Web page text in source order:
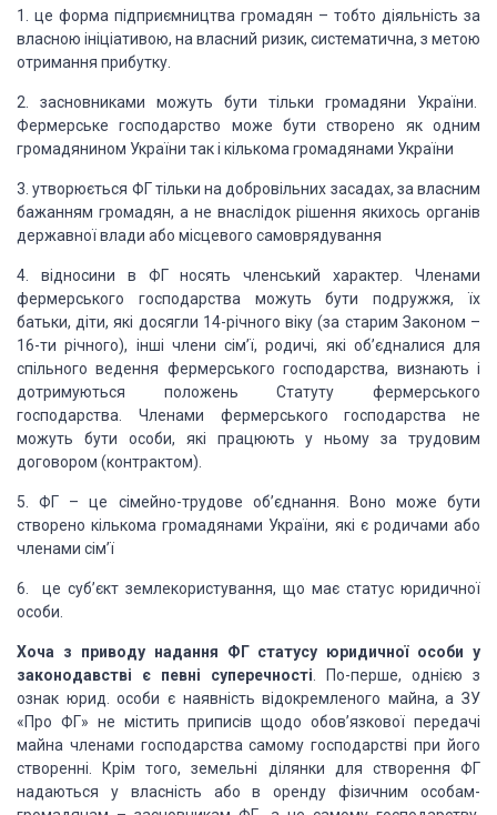
1. це форма підприємництва громадян – тобто діяльність за
власною ініціативою, на власний ризик, систематична, з метою
отримання прибутку.
2. засновниками можуть бути тільки громадяни України.
Фермерське господарство може бути створено як одним
громадянином України так і кількома громадянами України
3. утворюється ФГ тільки на добровільних засадах, за власним
бажанням громадян, а не внаслідок рішення якихось органів
державної влади або місцевого самоврядування
4. відносини в ФГ носять членський характер. Членами
фермерського господарства можуть бути подружжя, їх
батьки, діти, які досягли 14-річного віку (за старим Законом –
16-ти річного), інші члени сім’ї, родичі, які об’єдналися для
спільного ведення фермерського господарства, визнають і
дотримуються положень Статуту фермерського
господарства. Членами фермерського господарства не
можуть бути особи, які працюють у ньому за трудовим
договором (контрактом).
5. ФГ – це сімейно-трудове об’єднання. Воно може бути
створено кількома громадянами України, які є родичами або
членами сім’ї
6. це суб’єкт землекористування, що має статус юридичної
особи.
Хоча з приводу надання ФГ статусу юридичної особи у
законодавстві є певні суперечності . По-перше, однією з
ознак юрид. особи є наявність відокремленого майна, а ЗУ
«Про ФГ» не містить приписів щодо обов’язкової передачі
майна членами господарства самому господарстві при його
створенні. Крім того, земельні ділянки для створення ФГ
надаються у власність або в оренду фізичним особам-